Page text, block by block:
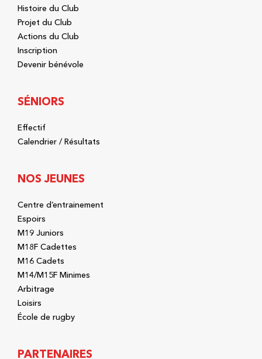
Histoire du Club
Projet du Club
Actions du Club
Inscription
Devenir bénévole
SÉNIORS
Effectif
Calendrier / Résultats
NOS JEUNES
Centre d’entrainement
Espoirs
M19 Juniors
M18F Cadettes
M16 Cadets
M14/M15F Minimes
Arbitrage
Loisirs
École de rugby
PARTENAIRES